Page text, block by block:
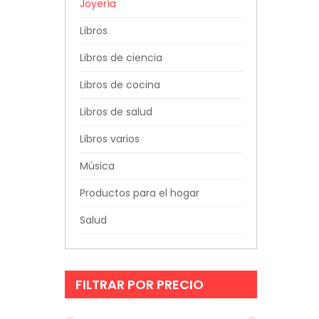
Joyería
Libros
Libros de ciencia
Libros de cocina
Libros de salud
Libros varios
Música
Productos para el hogar
Salud
FILTRAR POR PRECIO